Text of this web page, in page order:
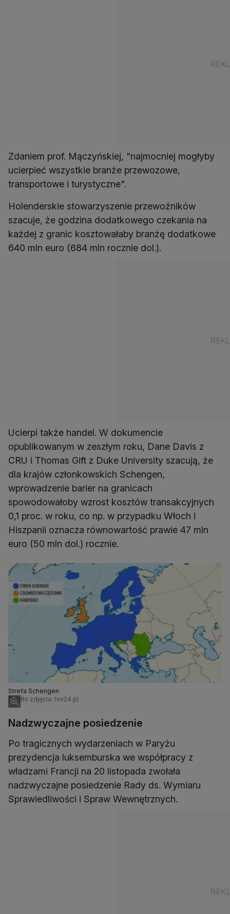
Zdaniem prof. Mączyńskiej, "najmocniej mogłyby
ucierpieć wszystkie branże przewozowe,
transportowe i turystyczne".
Holenderskie stowarzyszenie przewoźników
szacuje, że godzina dodatkowego czekania na
każdej z granic kosztowałaby branżę dodatkowe
640 mln euro (684 mln rocznie dol.).
Ucierpi także handel. W dokumencie
opublikowanym w zeszłym roku, Dane Davis z
CRU i Thomas Gift z Duke University szacują, że
dla krajów członkowskich Schengen,
wprowadzenie barier na granicach
spowodowałoby wzrost kosztów transakcyjnych
0,1 proc. w roku, co np. w przypadku Włoch i
Hiszpanii oznacza równowartość prawie 47 mln
euro (50 mln dol.) rocznie.
Strefa Schengen
Źródło zdjęcia: tvn24.pl
Nadzwyczajne posiedzenie
Po tragicznych wydarzeniach w Paryżu
prezydencja luksemburska we współpracy z
władzami Francji na 20 listopada zwołała
nadzwyczajne posiedzenie Rady ds. Wymiaru
Sprawiedliwości i Spraw Wewnętrznych.